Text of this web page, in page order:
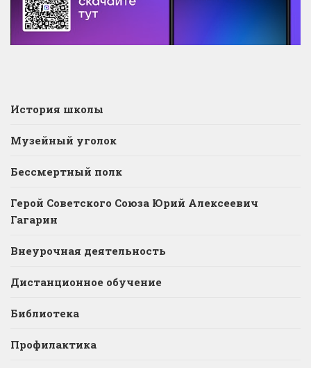
История школы
Музейный уголок
Бессмертный полк
Герой Советского Союза Юрий Алексеевич
Гагарин
Внеурочная деятельность
Дистанционное обучение
Библиотека
Профилактика